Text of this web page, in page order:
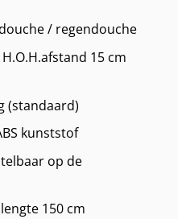
/ regendouche
15 cm
(standaard)
kunststof
op de
150 cm